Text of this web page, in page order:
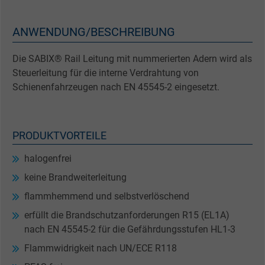
ANWENDUNG/BESCHREIBUNG
Die SABIX® Rail Leitung mit nummerierten Adern wird als
Steuerleitung für die interne Verdrahtung von
Schienenfahrzeugen nach EN 45545-2 eingesetzt.
PRODUKTVORTEILE
halogenfrei
keine Brandweiterleitung
flammhemmend und selbstverlöschend
erfüllt die Brandschutzanforderungen R15 (EL1A)
nach EN 45545-2 für die Gefährdungsstufen HL1-3
Flammwidrigkeit nach UN/ECE R118